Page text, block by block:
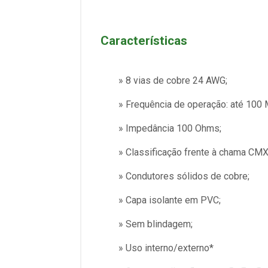
Características
» 8 vias de cobre 24 AWG;
» Frequência de operação: até 100
» Impedância 100 Ohms;
» Classificação frente à chama
» Condutores sólidos de cobre;
» Capa isolante em PVC;
» Sem blindagem;
» Uso interno/externo*